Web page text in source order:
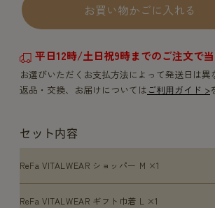
お買い物かごに入れる
平日12時/土日祝9時までのご注文で
お選びいただくお支払方法によって発送日は異
返品・交換、お届けについてはご利用ガイド >
セット内容
ReFa VITALWEAR ショッパー M ×1
ReFa VITALWEAR ギフト巾着 L ×1